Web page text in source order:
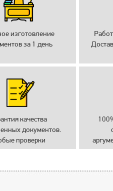
изготовление
за 1 день
качества
документов.
проверки